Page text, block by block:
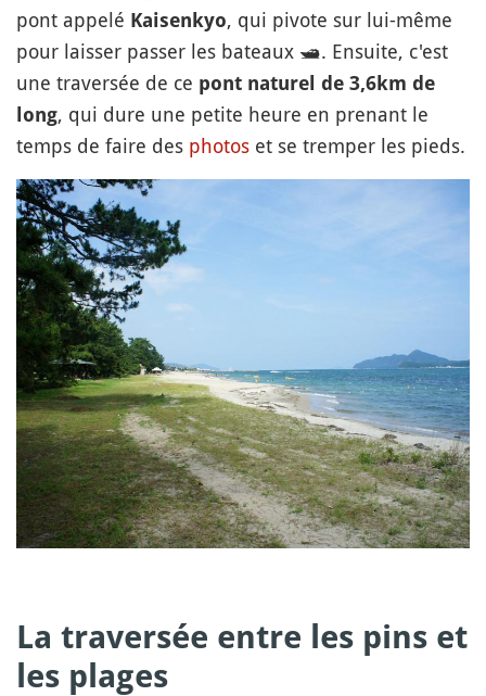
pont appelé Kaisenkyo, qui pivote sur lui-même
pour laisser passer les bateaux 🛥️. Ensuite, c'est
une traversée de ce pont naturel de 3,6km de
long, qui dure une petite heure en prenant le
temps de faire des photos et se tremper les pieds.
La traversée entre les pins et
les plages